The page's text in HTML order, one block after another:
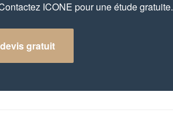
ICONE pour une étude gratuite.
gratuit